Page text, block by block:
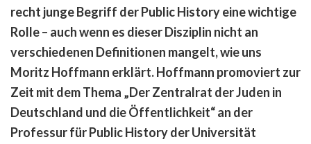
recht junge Begriff der Public History eine wichtige
Rolle – auch wenn es dieser Disziplin nicht an
verschiedenen Definitionen mangelt, wie uns
Moritz Hoffmann erklärt. Hoffmann promoviert zur
Zeit mit dem Thema „Der Zentralrat der Juden in
Deutschland und die Öffentlichkeit“ an der
Professur für Public History der Universität